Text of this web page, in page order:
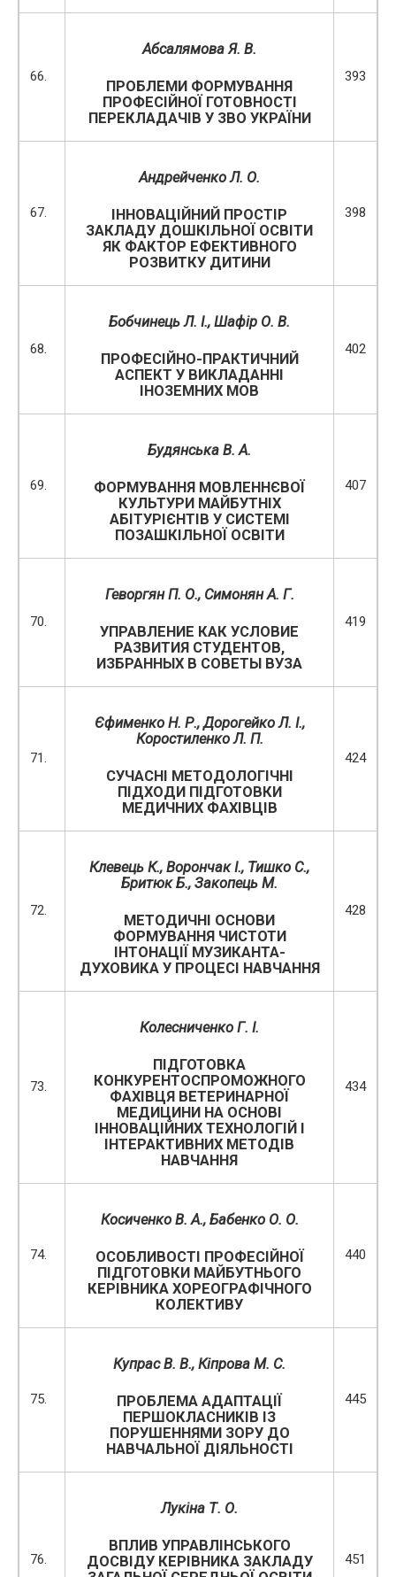
66.
Абсалямова Я. В.
ПРОБЛЕМИ ФОРМУВАННЯ
ПРОФЕСІЙНОЇ ГОТОВНОСТІ
ПЕРЕКЛАДАЧІВ У ЗВО УКРАЇНИ
393
67.
Андрейченко Л. О.
ІННОВАЦІЙНИЙ ПРОСТІР
ЗАКЛАДУ ДОШКІЛЬНОЇ ОСВІТИ
ЯК ФАКТОР ЕФЕКТИВНОГО
РОЗВИТКУ ДИТИНИ
398
68.
Бобчинець Л. І., Шафір О. В.
ПРОФЕСІЙНО-ПРАКТИЧНИЙ
АСПЕКТ У ВИКЛАДАННІ
ІНОЗЕМНИХ МОВ
402
69.
Будянська В. А.
ФОРМУВАННЯ МОВЛЕННЄВОЇ
КУЛЬТУРИ МАЙБУТНІХ
АБІТУРІЄНТІВ У СИСТЕМІ
ПОЗАШКІЛЬНОЇ ОСВІТИ
407
70.
ГеворгянП. О., Симонян А. Г.
УПРАВЛЕНИЕ КАК УСЛОВИЕ
РАЗВИТИЯ СТУДЕНТОВ,
ИЗБРАННЫХ В СОВЕТЫ ВУЗА
419
71.
Єфименко Н. Р., Дорогейко Л. І.,
Коростиленко Л. П.
СУЧАСНІ МЕТОДОЛОГІЧНІ
ПІДХОДИ ПІДГОТОВКИ
МЕДИЧНИХ ФАХІВЦІВ
424
72.
Клевець К., Ворончак І., Тишко С.,
Бритюк Б., Закопець М.
МЕТОДИЧНІ ОСНОВИ
ФОРМУВАННЯ ЧИСТОТИ
ІНТОНАЦІЇ МУЗИКАНТА-
ДУХОВИКА У ПРОЦЕСІ НАВЧАННЯ
428
73.
Колесниченко Г. І.
ПІДГОТОВКА
КОНКУРЕНТОСПРОМОЖНОГО
ФАХІВЦЯ ВЕТЕРИНАРНОЇ
МЕДИЦИНИ НА ОСНОВІ
ІННОВАЦІЙНИХ ТЕХНОЛОГІЙ І
ІНТЕРАКТИВНИХ МЕТОДІВ
НАВЧАННЯ
434
74.
Косиченко В. А., Бабенко О. О.
ОСОБЛИВОСТІ ПРОФЕСІЙНОЇ
ПІДГОТОВКИ МАЙБУТНЬОГО
КЕРІВНИКА ХОРЕОГРАФІЧНОГО
КОЛЕКТИВУ
440
75.
Купрас В. В., Кіпрова М. С.
ПРОБЛЕМА АДАПТАЦІЇ
ПЕРШОКЛАСНИКІВ ІЗ
ПОРУШЕННЯМИ ЗОРУ ДО
НАВЧАЛЬНОЇ ДІЯЛЬНОСТІ
445
76.
Лукіна Т. О.
ВПЛИВ УПРАВЛІНСЬКОГО
ДОСВІДУ КЕРІВНИКА ЗАКЛАДУ
451